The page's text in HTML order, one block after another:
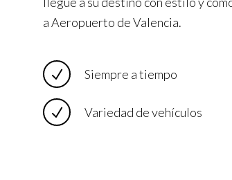
a Aeropuerto de Valencia.
Siempre a tiempo
Variedad de vehículos